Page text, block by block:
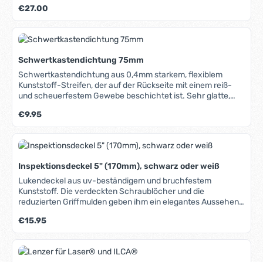
Regulärer Preis:
€27.00
Schwertkastendichtung 75mm
Schwertkastendichtung aus 0,4mm starkem, flexiblem
Kunststoff-Streifen, der auf der Rückseite mit einem reiß-
und scheuerfestem Gewebe beschichtet ist. Sehr glatte,
Schere zuzuschneiden. Einfache Montage mittels Kleber
oder Schrauben. Auch hervorragend geeignet für
Lenzöffnungen und als Schutz an Ruderblattaufhängungen.
Als Kleber empfehlen wir den 3M Scotch-Weld Kontaktkleber
Montageanleitung herunterladen.
Regulärer Preis:
€9.95
Inspektionsdeckel 5" (170mm), schwarz oder weiß
Lukendeckel aus uv-beständigem und bruchfestem
Kunststoff. Die verdeckten Schraublöcher und die
reduzierten Griffmulden geben ihm ein elegantes Aussehen.
Gummidichtung, dadurch 100% wasserdicht. Die leicht
ovalen Bohrungen zur Verschraubung erlauben eine
einfache Montage.
Regulärer Preis:
€15.95